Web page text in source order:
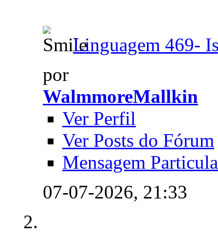
Linguagem 469-
por
WalmmoreMallkin
Ver Perfil
Ver Posts do Fórum
Mensagem
07-07-2026, 21:33